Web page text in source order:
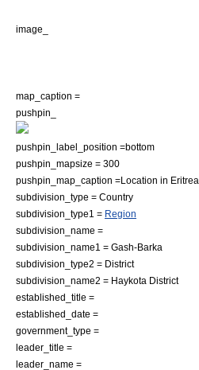
image_
map_caption =
pushpin_
pushpin_label_position =bottom
pushpin_mapsize = 300
pushpin_map_caption =Location in Eritrea
subdivision_type = Country
subdivision_type1 = Region
subdivision_name =‎
subdivision_name1 = Gash-Barka
subdivision_type2 = District
subdivision_name2 = Haykota District
established_title =
established_date =
government_type =
leader_title =
leader_name =